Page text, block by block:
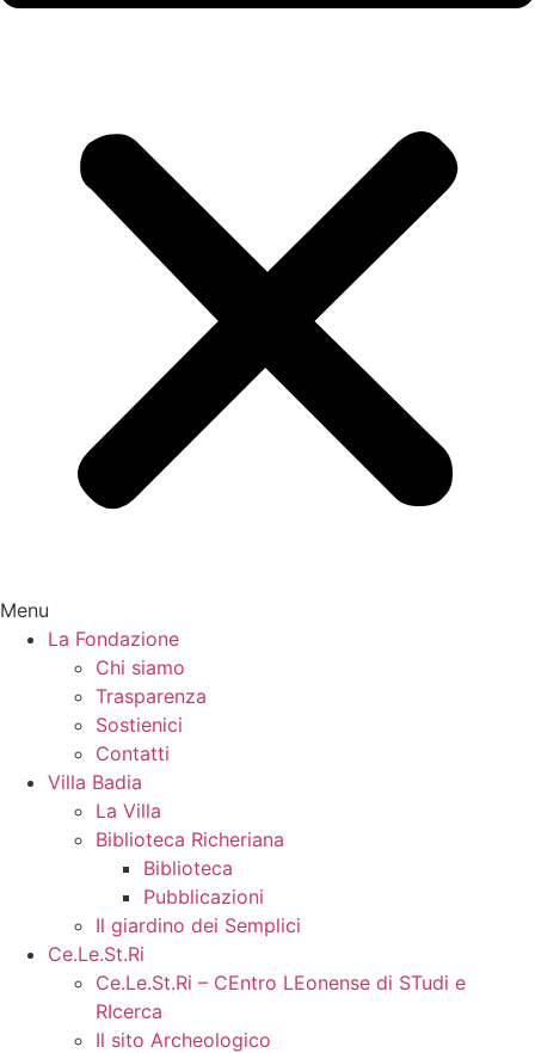
Menu
La Fondazione
Chi siamo
Trasparenza
Sostienici
Contatti
Villa Badia
La Villa
Biblioteca Richeriana
Biblioteca
Pubblicazioni
Il giardino dei Semplici
Ce.Le.St.Ri
Ce.Le.St.Ri – CEntro LEonense di STudi e
RIcerca
Il sito Archeologico